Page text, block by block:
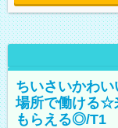
ちいさいかわ
場所で働ける☆
もらえる◎/T1